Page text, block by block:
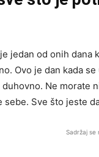
jedan od onih
Ovo je dan kada
Ne morate
sebe. Sve što jeste
Sadržaj se